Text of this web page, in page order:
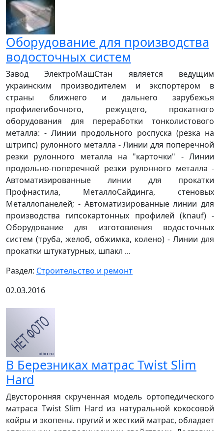
Оборудование для производства
водосточных систем
Завод ЭлектроМашСтан является ведущим
украинским производителем и экспортером в
страны ближнего и дальнего зарубежья
профилегибочного, режущего, прокатного
оборудования для переработки тонколистового
металла: - Линии продольного роспуска (резка на
штрипс) рулонного металла - Линии для поперечной
резки рулонного металла на "карточки" - Линии
продольно-поперечной резки рулонного металла -
Автоматизированные линии для прокатки
Профнастила, МеталлоСайдинга, стеновых
Металлопанелей; - Автоматизированные линии для
производства гипсокартонных профилей (knauf) -
Оборудование для изготовления водосточных
систем (труба, желоб, обжимка, колено) - Линии для
прокатки штукатурных, шпакл ...
Раздел: Строительство и ремонт
02.03.2016
В Березниках матрас Twist Slim
Hard
Двусторонняя скрученная модель ортопедического
матраса Twist Slim Hard из натуральной кокосовой
койры и экопены. пругий и жесткий матрас, обладает